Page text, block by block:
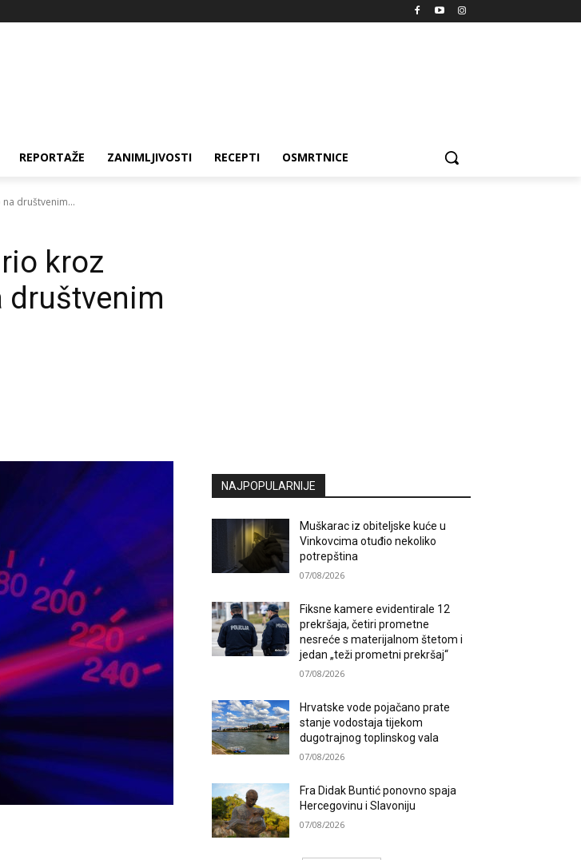
REPORTAŽE ZANIMLJIVOSTI RECEPTI OSMRTNICE
društvenim...
kroz
društvenim
NAJPOPULARNIJE
Muškarac iz obiteljske kuće u
Vinkovcima otuđio nekoliko
potrepština
07/08/2026
Fiksne kamere evidentirale 12
prekršaja, četiri prometne
nesreće s materijalnom štetom i
jedan „teži prometni prekršaj“
07/08/2026
Hrvatske vode pojačano prate
stanje vodostaja tijekom
dugotrajnog toplinskog vala
07/08/2026
Fra Didak Buntić ponovno spaja
Hercegovinu i Slavoniju
07/08/2026